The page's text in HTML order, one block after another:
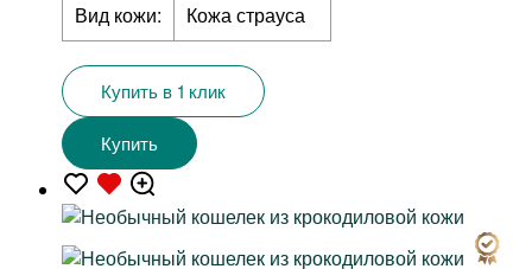
Вид кожи:
Кожа страуса
Купить в 1 клик
Купить